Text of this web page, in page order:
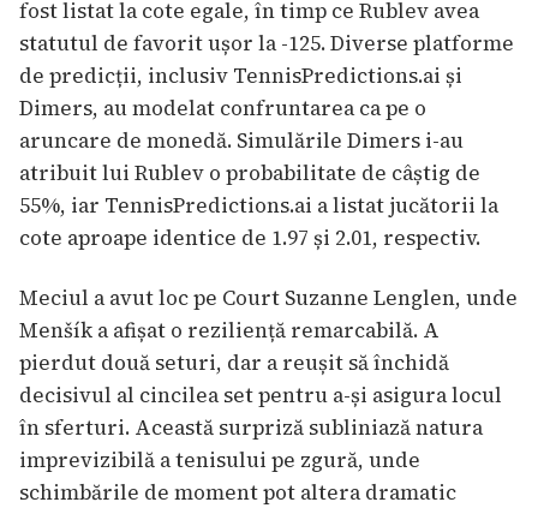
fost listat la cote egale, în timp ce Rublev avea
statutul de favorit ușor la -125. Diverse platforme
de predicții, inclusiv TennisPredictions.ai și
Dimers, au modelat confruntarea ca pe o
aruncare de monedă. Simulările Dimers i-au
atribuit lui Rublev o probabilitate de câștig de
55%, iar TennisPredictions.ai a listat jucătorii la
cote aproape identice de 1.97 și 2.01, respectiv.
Meciul a avut loc pe Court Suzanne Lenglen, unde
Menšík a afișat o reziliență remarcabilă. A
pierdut două seturi, dar a reușit să închidă
decisivul al cincilea set pentru a-și asigura locul
în sferturi. Această surpriză subliniază natura
imprevizibilă a tenisului pe zgură, unde
schimbările de moment pot altera dramatic